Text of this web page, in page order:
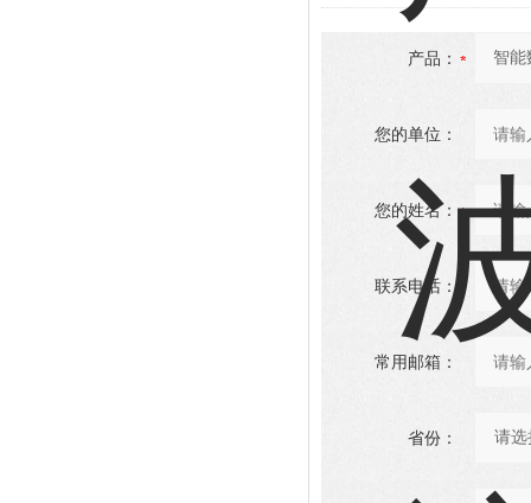
产品：
您的单位：
您的姓名：
联系电话：
常用邮箱：
省份：